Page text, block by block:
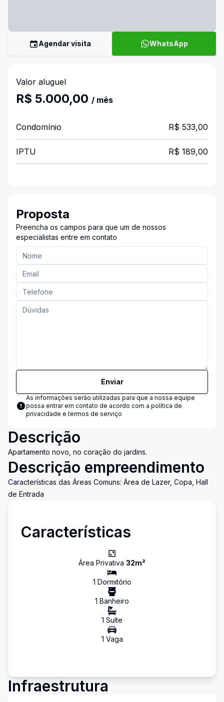
Agendar visita WhatsApp
Valor aluguel
R$ 5.000,00 / mês
Condomínio R$ 533,00
IPTU R$ 189,00
Proposta
Preencha os campos para que um de nossos
especialistas entre em contato
Enviar
As informações serão utilizadas para que a nossa equipe
possa entrar em contato de acordo com a política de
privacidade e termos de serviço
Descrição
Apartamento novo, no coração do jardins.
Descrição empreendimento
Características das Áreas Comuns: Área de Lazer, Copa, Hall
de Entrada
Características
Área Privativa 32m²
1 Dormitório
1 Banheiro
1 Suíte
1 Vaga
Infraestrutura